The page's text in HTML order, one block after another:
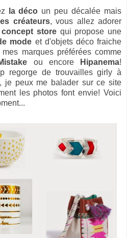
la déco un peu décalée mais
créateurs, vous allez adorer
concept store qui propose une
mode et d'objets déco fraiche
marques préférées comme
ou encore Hipanema!
regorge de trouvailles girly à
je peux me balader sur ce site
les photos font envie! Voici